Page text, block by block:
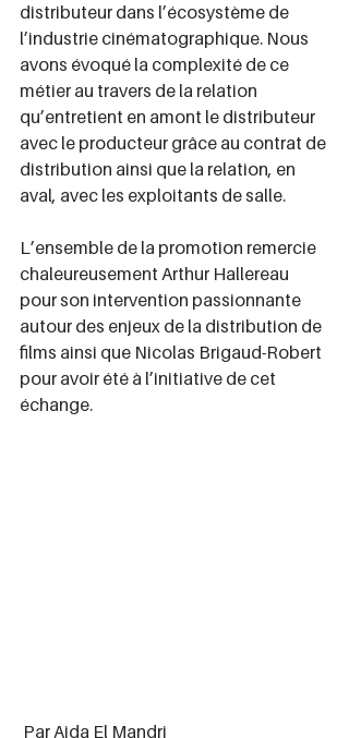
distributeur dans l’écosystème de
l’industrie cinématographique. Nous
avons évoqué la complexité de ce
métier au travers de la relation
qu’entretient en amont le distributeur
avec le producteur grâce au contrat de
distribution ainsi que la relation, en
aval, avec les exploitants de salle.
L’ensemble de la promotion remercie
chaleureusement Arthur Hallereau
pour son intervention passionnante
autour des enjeux de la distribution de
films ainsi que Nicolas Brigaud-Robert
pour avoir été à l’initiative de cet
échange.
Par Aida El Mandri